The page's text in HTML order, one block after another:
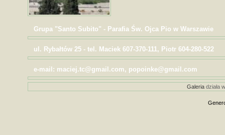
Grupa "Santo Subito" - Parafia Św. Ojca Pio w Warszawie
ul. Rybałtów 25 - tel. Maciek 607-370-111, Piotr 604-280-522
e-mail: maciej.tc@gmail.com, popoinke@gmail.com
Galeriadziała